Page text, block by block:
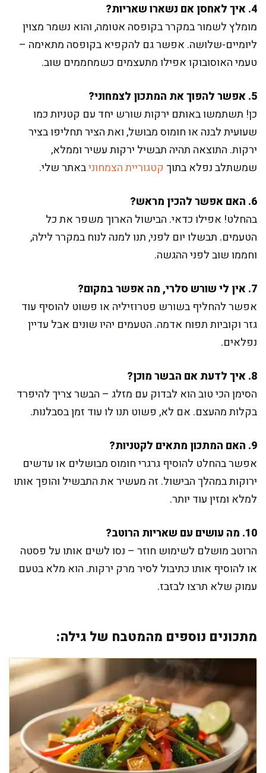
4. איך לאחסן אם נשארו שאריות?
מומלץ לשמור במקרר בקופסה אטומה, והוא נשמר מצוין
ליומיים-שלושה. אפשר גם להקפיא בקופסה מתאימה –
טעמי האוסובוקו אפילו מתעצמים כשמחממים שוב.
5. אפשר להפוך את המתכון לצמחוני?
כן! תשתמשו באותם ירקות שורש יחד עם קטניות כמו
שעועית לבנה או חומוס מבושל, ואת הציר תחליפו בציר
ירקות. התוצאה תהיה תבשיל ירקות עשיר וממלא,
שמשתלב נפלא בתוך קטגוריית הצמחוניבאתר שלי.
6. האם אפשר להכין מראש?
בהחלט! אפילו כדאי. הבישול הארוך משפר את כל
הטעמים. תבשלו יום לפני, תנו למנה לנוח במקרר לילה,
וחממו שוב לפני ההגשה.
7. אין לי שורש סלרי, מה אפשר במקום?
אפשר להחליף בשורש פטרוזיליה או פשוט להוסיף עוד
גזר וקוביות תפוח אדמה. הטעמים יהיו שונים אבל עדיין
נפלאים.
8. איך לדעת אם הבשר מוכן?
הסימן הכי טוב הוא לבדוק עם מזלג – הבשר צריך להיפרד
בקלות מהעצם. אם לא, פשוט תנו לו עוד זמן בסבלנות.
9. האם המתכון מתאים לקטניות?
אפשר בהחלט להוסיף גרגרי חומוס מבושלים או עדשים
ירוקות במהלך הבישול. זה מעשיר את התבשיל והופך אותו
למלא ומזין עוד יותר.
10. מה עושים עם שאריות הרוטב?
הרוטב מושלם לשימוש חוזר – נסו לשים אותו על פסטה
או להוסיף אותו כתיבול לסיר מרק ירקות. הוא מלא בטעם
עמוק שלא תרצו לבזבז.
מתכונים נוספים מהמטבח של גילה: